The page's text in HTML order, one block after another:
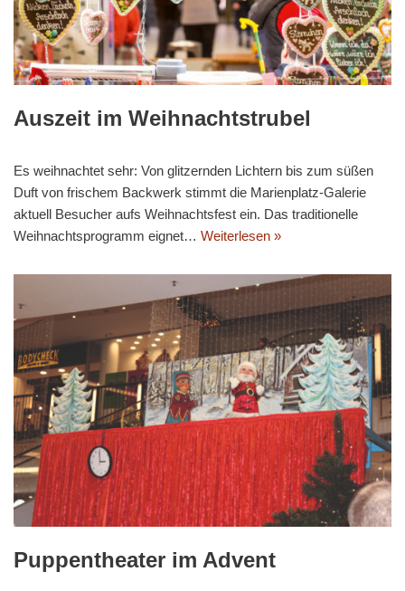
Auszeit im Weihnachtstrubel
Es weihnachtet sehr: Von glitzernden Lichtern bis zum süßen
Duft von frischem Backwerk stimmt die Marienplatz-Galerie
aktuell Besucher aufs Weihnachtsfest ein. Das traditionelle
Weihnachtsprogramm eignet… Weiterlesen »
Puppentheater im Advent